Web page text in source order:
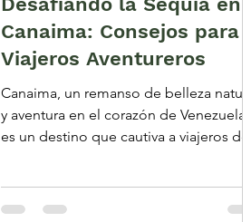
Canaima: Consejos para
Viajeros Aventureros
Canaima, un remanso de belleza natural
y aventura en el corazón de Venezuela,
es un destino que cautiva a viajeros de